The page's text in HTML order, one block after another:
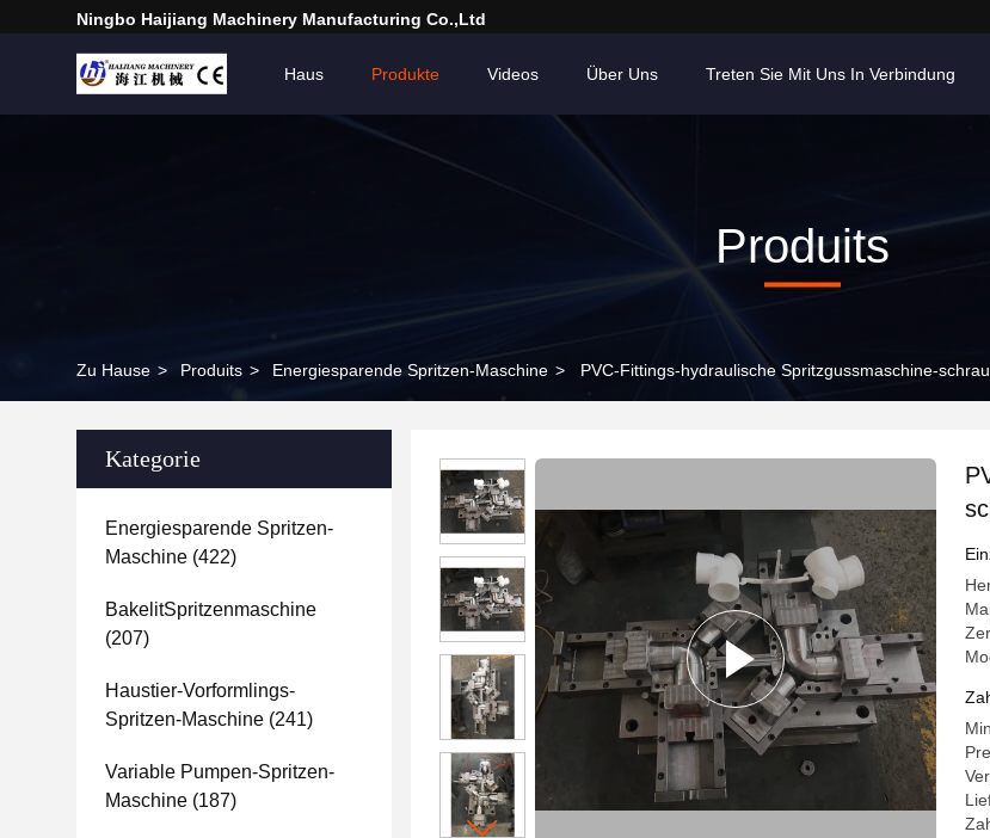
Ningbo Haijiang Machinery Manufacturing Co.,Ltd
Haus Produkte Videos Über Uns Treten Sie Mit Uns In Verbindung
Produits
Zu Hause > Produits > Energiesparende Spritzen-Maschine > PVC-Fittings-hydraulische Spritzgussmaschine-
Kategorie
Energiesparende Spritzen-
Maschine (422)
BakelitSpritzenmaschine
(207)
Haustier-Vorformlings-
Spritzen-Maschine (241)
Variable Pumpen-Spritzen-
Maschine (187)